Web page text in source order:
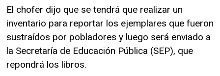
El chofer dijo que se tendrá que realizar un
inventario para reportar los ejemplares que fueron
sustraídos por pobladores y luego será enviado a
la Secretaría de Educación Pública (SEP), que
repondrá los libros.